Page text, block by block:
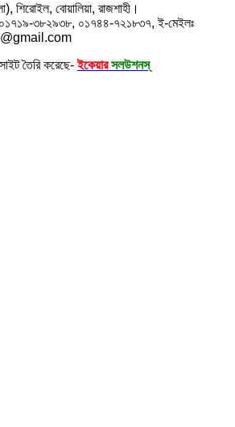
শিরোইল, বোয়ালিয়া, রাজশাহী।
৩৮২৯৩৮, ০১৭৪৪-৭২১৮৩৭, ই-মেইলঃ
তৈরি করেছে-ইকেয়ার সলউশনস্